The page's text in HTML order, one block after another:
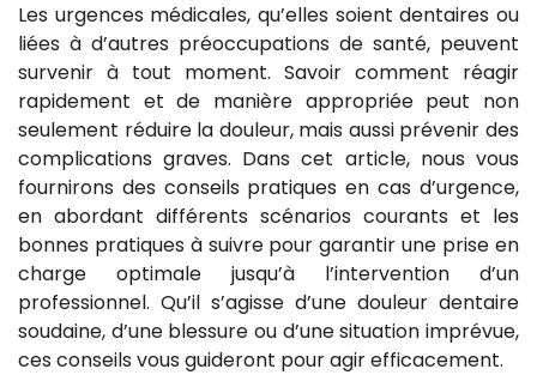
Les urgences médicales, qu’elles soient dentaires ou
liées à d’autres préoccupations de santé, peuvent
survenir à tout moment. Savoir comment réagir
rapidement et de manière appropriée peut non
seulement réduire la douleur, mais aussi prévenir des
complications graves. Dans cet article, nous vous
fournirons des conseils pratiques en cas d’urgence,
en abordant différents scénarios courants et les
bonnes pratiques à suivre pour garantir une prise en
charge optimale jusqu’à l’intervention d’un
professionnel. Qu’il s’agisse d’une douleur dentaire
soudaine, d’une blessure ou d’une situation imprévue,
ces conseils vous guideront pour agir efficacement.